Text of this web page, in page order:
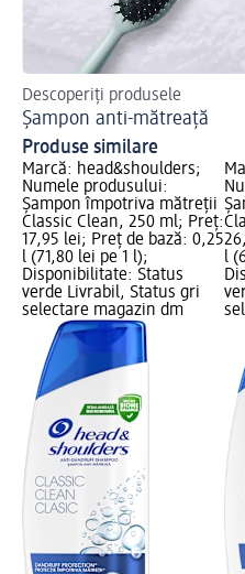
Descoperiți produsele
Șampon anti-mătreață
Produse similare
Marcă: head&shoulders;
Numele produsului:
Șampon împotriva mătreții
Classic Clean, 250 ml; Preț:
17,95 lei; Preț de bază: 0,25
l (71,80 lei pe 1 l);
Disponibilitate: Status
verde Livrabil, Status gri
selectare magazin dm
l